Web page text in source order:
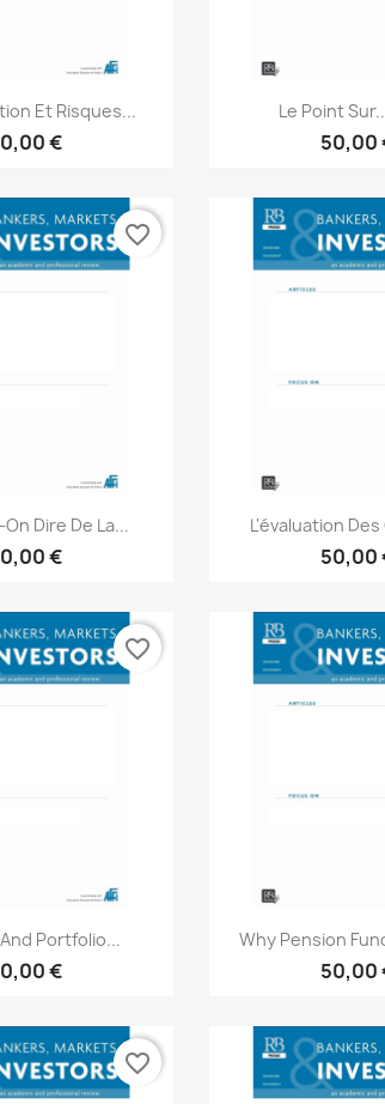
rapide
Et Risques...
€
Aperçu
Le Point
50,00
rapide
Dire De La...
€
favorite_border
Aperçu
L'évaluation
50,00
rapide
Portfolio...
€
favorite_border
Aperçu
Why Pension
50,00
favorite_border